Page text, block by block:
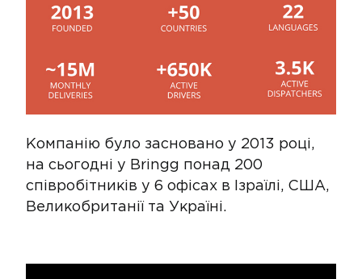
Компанію було засновано у 2013 році,
на сьогодні у Bringg понад 200
співробітників у 6 офісах в Ізраїлі, США,
Великобританії та Україні.